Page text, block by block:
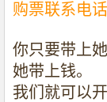
购票联系电话
你只要带上她
她带上钱。
我们就可以开